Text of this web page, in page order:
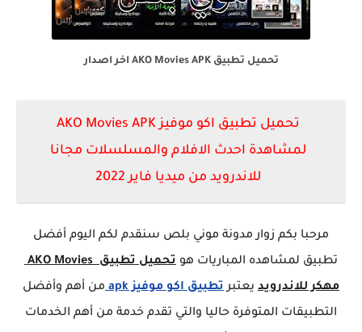
تحميل تطبيق AKO Movies APK اخر اصدار
تحميل تطبيق اكو موفيز AKO Movies APK
لمشاهدة احدث الافلام والمسلسلات مجانا
للاندرويد من ميديا فاير 2022
مرحبا بكم زوار مدونة موني بلص سنقدم لكم اليوم أفضل
تطبيق لمشاهده المباريات هو
تحميل تطبيق AKO Movies
مهكر للاندرويد يعتبرتطبيق اكو موفيز apk
من أهم وأفضل
التطبيقات المتوفرة حاليا والتي تقدم خدمة من أهم الخدمات